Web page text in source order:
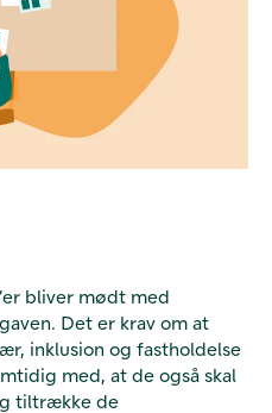
bliver mødt med
Det er krav om at
inklusion og fastholdelse
med, at de også skal
tiltrække de